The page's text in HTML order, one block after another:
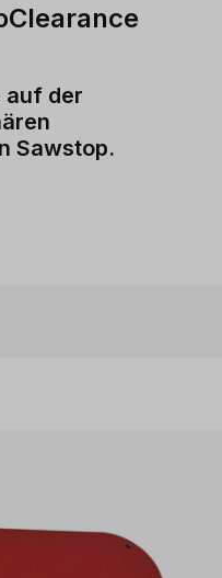
auf der
Sawstop.